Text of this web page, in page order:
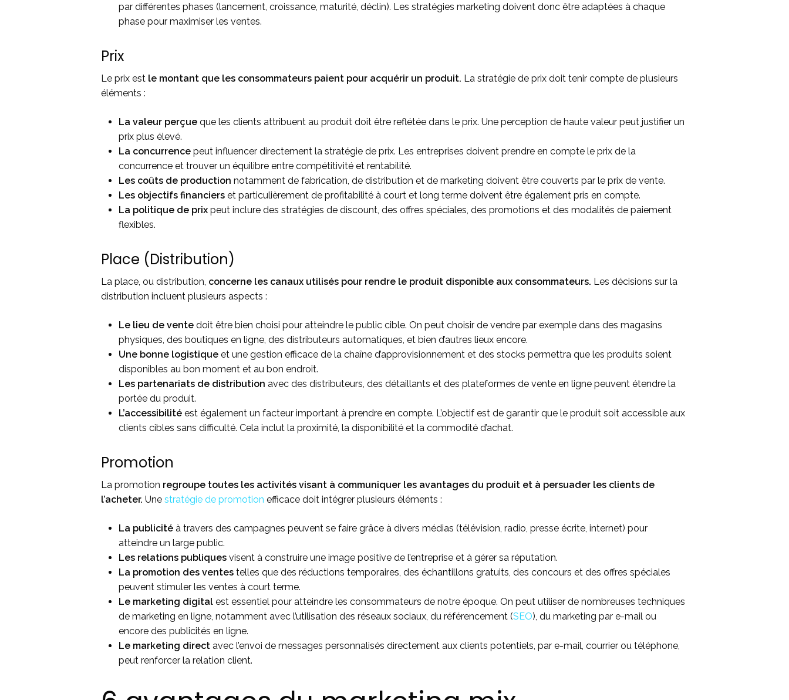
par différentes phases (lancement, croissance, maturité, déclin). Les stratégies marketing doivent donc être adaptées à chaque
phase pour maximiser les ventes.
Prix
Le prix est le montant que les consommateurs paient pour acquérir un produit. La stratégie de prix doit tenir compte de plusieurs
éléments :
La valeur perçue que les clients attribuent au produit doit être reflétée dans le prix. Une perception de haute valeur peut justifier un
prix plus élevé.
La concurrence peut influencer directement la stratégie de prix. Les entreprises doivent prendre en compte le prix de la
concurrence et trouver un équilibre entre compétitivité et rentabilité.
Les coûts de production notamment de fabrication, de distribution et de marketing doivent être couverts par le prix de vente.
Les objectifs financiers et particulièrement de profitabilité à court et long terme doivent être également pris en compte.
La politique de prix peut inclure des stratégies de discount, des offres spéciales, des promotions et des modalités de paiement
flexibles.
Place (Distribution)
La place, ou distribution, concerne les canaux utilisés pour rendre le produit disponible aux consommateurs. Les décisions sur la
distribution incluent plusieurs aspects :
Le lieu de vente doit être bien choisi pour atteindre le public cible. On peut choisir de vendre par exemple dans des magasins
physiques, des boutiques en ligne, des distributeurs automatiques, et bien d’autres lieux encore.
Une bonne logistique et une gestion efficace de la chaîne d’approvisionnement et des stocks permettra que les produits soient
disponibles au bon moment et au bon endroit.
Les partenariats de distribution avec des distributeurs, des détaillants et des plateformes de vente en ligne peuvent étendre la
portée du produit.
L’accessibilité est également un facteur important à prendre en compte. L’objectif est de garantir que le produit soit accessible aux
clients cibles sans difficulté. Cela inclut la proximité, la disponibilité et la commodité d’achat.
Promotion
La promotion regroupe toutes les activités visant à communiquer les avantages du produit et à persuader les clients de
l’acheter. Une stratégie de promotion efficace doit intégrer plusieurs éléments :
La publicité à travers des campagnes peuvent se faire grâce à divers médias (télévision, radio, presse écrite, internet) pour
atteindre un large public.
Les relations publiques visent à construire une image positive de l’entreprise et à gérer sa réputation.
La promotion des ventes telles que des réductions temporaires, des échantillons gratuits, des concours et des offres spéciales
peuvent stimuler les ventes à court terme.
Le marketing digital est essentiel pour atteindre les consommateurs de notre époque. On peut utiliser de nombreuses techniques
de marketing en ligne, notamment avec l’utilisation des réseaux sociaux, du référencement (SEO), du marketing par e-mail ou
encore des publicités en ligne.
Le marketing direct avec l’envoi de messages personnalisés directement aux clients potentiels, par e-mail, courrier ou téléphone,
peut renforcer la relation client.